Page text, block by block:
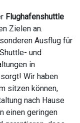
Flughafenshuttle
Zielen an.
Ausflug für
und
in
Wir haben
sitzen können,
nach Hause
einen geringen